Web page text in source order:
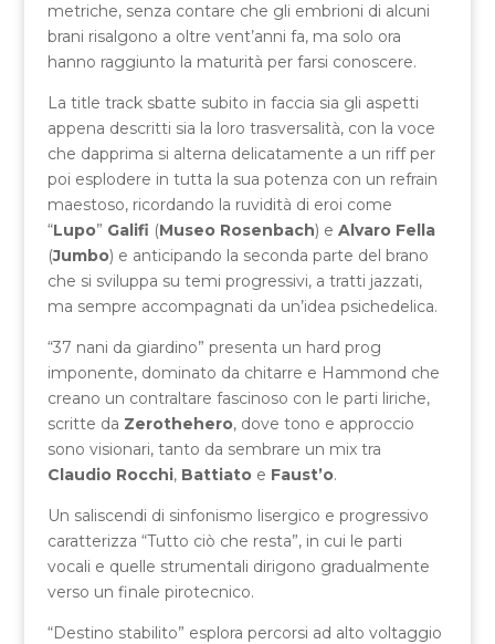
metriche, senza contare che gli embrioni di alcuni
brani risalgono a oltre vent’anni fa, ma solo ora
hanno raggiunto la maturità per farsi conoscere.
La title track sbatte subito in faccia sia gli aspetti
appena descritti sia la loro trasversalità, con la voce
che dapprima si alterna delicatamente a un riff per
poi esplodere in tutta la sua potenza con un refrain
maestoso, ricordando la ruvidità di eroi come
“Lupo” Galifi (Museo Rosenbach) e Alvaro Fella
(Jumbo) e anticipando la seconda parte del brano
che si sviluppa su temi progressivi, a tratti jazzati,
ma sempre accompagnati da un’idea psichedelica.
“37 nani da giardino” presenta un hard prog
imponente, dominato da chitarre e Hammond che
creano un contraltare fascinoso con le parti liriche,
scritte da Zerothehero, dove tono e approccio
sono visionari, tanto da sembrare un mix tra
Claudio Rocchi, Battiatoe Faust’o.
Un saliscendi di sinfonismo lisergico e progressivo
caratterizza “Tutto ciò che resta”, in cui le parti
vocali e quelle strumentali dirigono gradualmente
verso un finale pirotecnico.
“Destino stabilito” esplora percorsi ad alto voltaggio